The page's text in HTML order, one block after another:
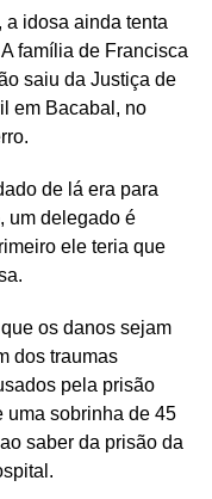
a idosa ainda tenta
família de Francisca
saiu da Justiça de
em Bacabal, no
de lá era para
um delegado é
ele teria que
os danos sejam
dos traumas
pela prisão
uma sobrinha de 45
saber da prisão da